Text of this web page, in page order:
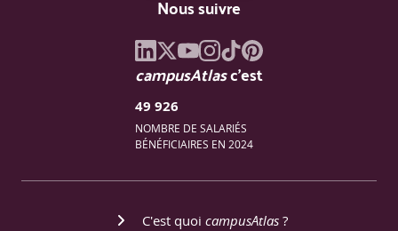
Exercices pratiques réalisés
Gestion des risques fonctionnels
Gestion des risques non fonctionnels
Questions de types QCM
Nous suivre
campusAtlasc'est
49 926
NOMBRE DE SALARIÉS
BÉNÉFICIAIRES EN 2024
C'est quoi campusAtlas ?